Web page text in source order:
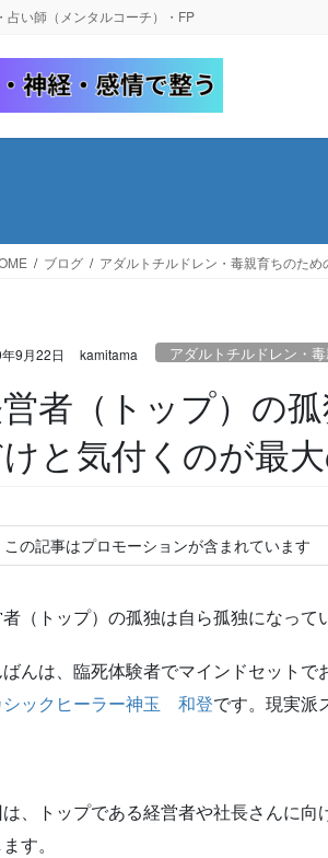
占い師（メンタルコーチ）・FP
ブログ アダルトチルドレン・毒親育ちのた
9月22日 kamitama アダルトチルドレン・
者（トップ）の
と気付くのが最
この記事はプロモーションが含まれています
（トップ）の孤独は自ら孤独になっ
んは、 臨死体験者でマインドセットで
シックヒーラー神玉 和登です。現実派
、トップである経営者や社長さんに
す。